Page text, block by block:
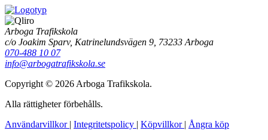
Arboga Trafikskola
c/o Joakim Sparv, Katrinelundsvägen 9, 73233 Arboga
070-488 10 07
info@arbogatrafikskola.se
Copyright © 2026 Arboga Trafikskola.
Alla rättigheter förbehålls.
Användarvillkor | Integritetspolicy | Köpvillkor | Ångra köp